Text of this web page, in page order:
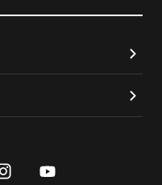
youtube